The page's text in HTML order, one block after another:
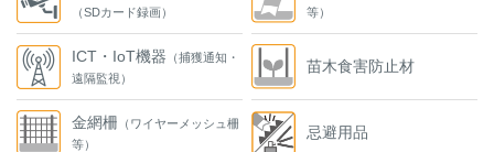
（SDカード録画）
ICT・IoT機器 （捕獲通知・
遠隔監視）
金網柵 （ワイヤーメッシュ柵
等）
等）
苗木食害防止材
忌避用品